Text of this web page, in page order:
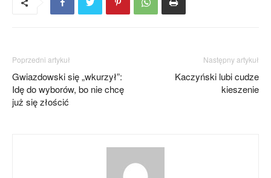
Poprzedni artykuł
Gwiazdowski się „wkurzył”:
Idę do wyborów, bo nie chcę
już się złościć
Następny artykuł
Kaczyński lubi cudze
kieszenie